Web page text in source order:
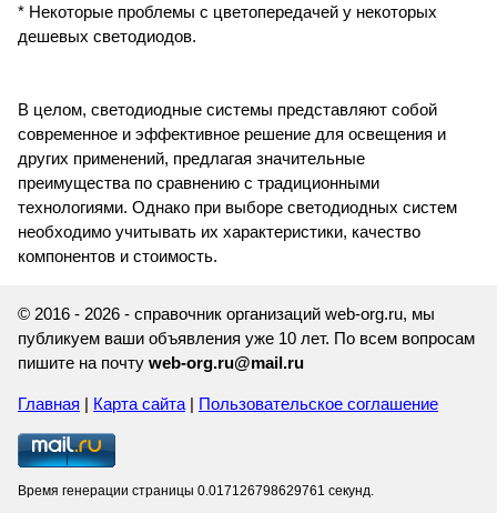
* Некоторые проблемы с цветопередачей у некоторых
дешевых светодиодов.
В целом, светодиодные системы представляют собой
современное и эффективное решение для освещения и
других применений, предлагая значительные
преимущества по сравнению с традиционными
технологиями. Однако при выборе светодиодных систем
необходимо учитывать их характеристики, качество
компонентов и стоимость.
© 2016 - 2026 - справочник организаций web-org.ru, мы
публикуем ваши объявления уже 10 лет. По всем вопросам
пишите на почту web-org.ru@mail.ru
Главная | Карта сайта| Пользовательское соглашение
Время генерации страницы 0.017126798629761 секунд.